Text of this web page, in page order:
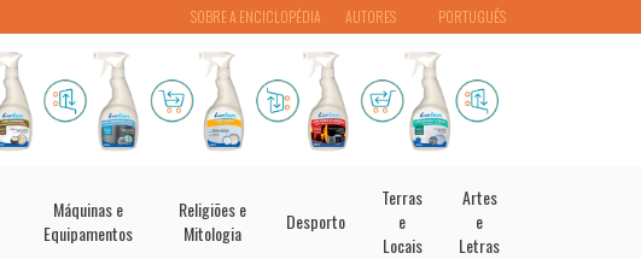
PORTUGUÊS
SOBRE A ENCICLOPÉDIA AUTORES
Máquinas e
Equipamentos
Religiões e
Mitologia
Desporto
Terras
e
Locais
Artes
e
Letras